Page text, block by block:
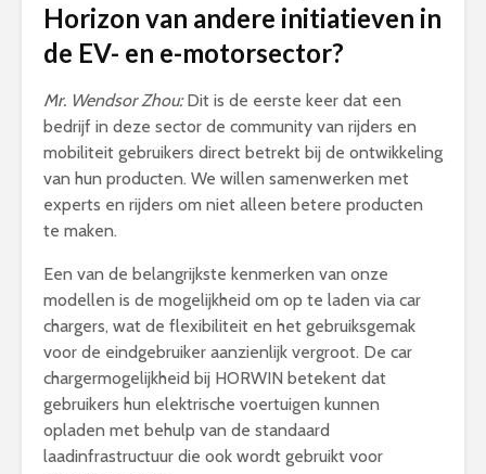
Horizon van andere initiatieven in
de EV- en e-motorsector?
Mr. Wendsor Zhou:Dit is de eerste keer dat een
bedrijf in deze sector de community van rijders en
mobiliteit gebruikers direct betrekt bij de ontwikkeling
van hun producten. We willen samenwerken met
experts en rijders om niet alleen betere producten
te maken.
Een van de belangrijkste kenmerken van onze
modellen is de mogelijkheid om op te laden via car
chargers, wat de flexibiliteit en het gebruiksgemak
voor de eindgebruiker aanzienlijk vergroot. De car
chargermogelijkheid bij HORWIN betekent dat
gebruikers hun elektrische voertuigen kunnen
opladen met behulp van de standaard
laadinfrastructuur die ook wordt gebruikt voor